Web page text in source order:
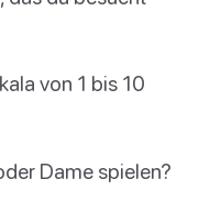
von 1 bis 10
Dame spielen?